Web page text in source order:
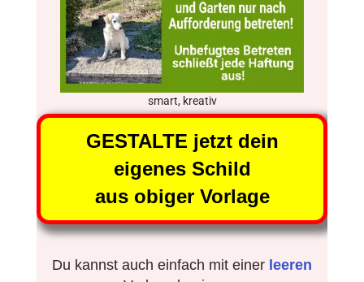
smart, kreativ
GESTALTE jetzt dein
eigenes Schild
aus obiger Vorlage
Du kannst auch einfach mit einer leeren